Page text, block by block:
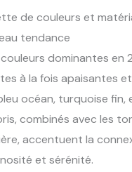
de couleurs et
tendance
dominantes en
à la fois apaisantes
océan, turquoise
combinés avec les
accentuent la
et sérénité.